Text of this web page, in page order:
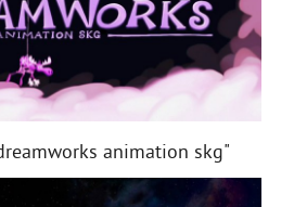
animation skg"